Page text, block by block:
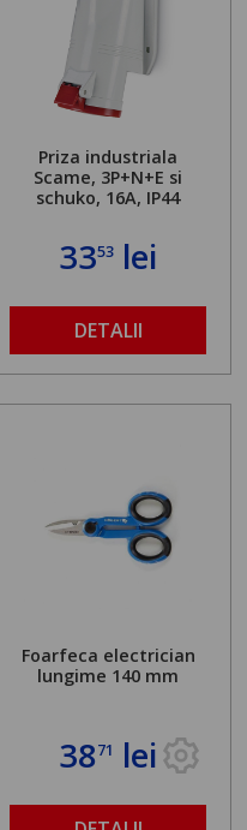
Priza industriala
Scame, 3P+N+E si
schuko, 16A, IP44
3353 lei
DETALII
Foarfeca electrician
lungime 140 mm
3871 lei